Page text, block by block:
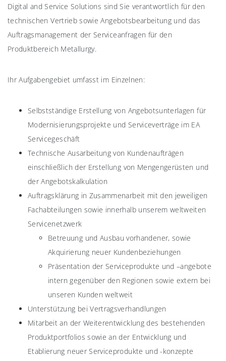
Digital and Service Solutions sind Sie verantwortlich für den
technischen Vertrieb sowie Angebotsbearbeitung und das
Auftragsmanagement der Serviceanfragen für den
Produktbereich Metallurgy.
Ihr Aufgabengebiet umfasst im Einzelnen:
Selbstständige Erstellung von Angebotsunterlagen für
Modernisierungsprojekte und Serviceverträge im EA
Servicegeschäft
Technische Ausarbeitung von Kundenaufträgen
einschließlich der Erstellung von Mengengerüsten und
der Angebotskalkulation
Auftragsklärung in Zusammenarbeit mit den jeweiligen
Fachabteilungen sowie innerhalb unserem weltweiten
Servicenetzwerk
Betreuung und Ausbau vorhandener, sowie
Akquirierung neuer Kundenbeziehungen
Präsentation der Serviceprodukte und –angebote
intern gegenüber den Regionen sowie extern bei
unseren Kunden weltweit
Unterstützung bei Vertragsverhandlungen
Mitarbeit an der Weiterentwicklung des bestehenden
Produktportfolios sowie an der Entwicklung und
Etablierung neuer Serviceprodukte und -konzepte